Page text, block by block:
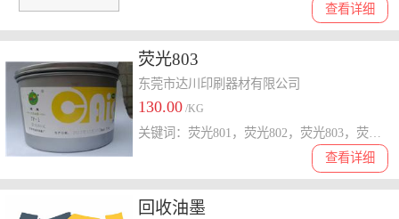
查看详细
荧光803
东莞市达川印刷器材有限公司
130.00 /KG
查看详细
回收油墨